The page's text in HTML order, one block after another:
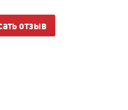
отзыв